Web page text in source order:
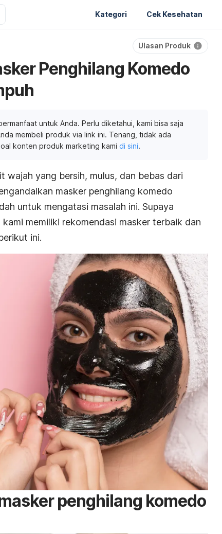
Kategori Cek Kesehatan
Ulasan Produk
Penghilang Komedo
untuk Anda. Perlu diketahui, kami bisa saja
membeli produk via link ini. Tenang, tidak ada
konten produk marketing kami di sini.
wajah yang bersih, mulus, dan bebas dari
masker penghilang komedo
untuk mengatasi masalah ini. Supaya
memiliki rekomendasi masker terbaik dan
ini.
penghilang komedo